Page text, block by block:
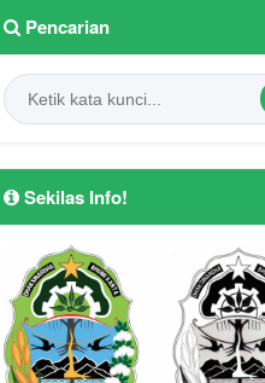
Pencarian
Sekilas Info!